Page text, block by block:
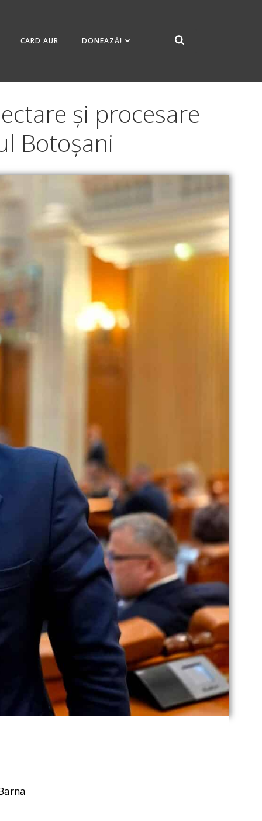
CARD AUR DONEAZĂ!
și procesare
Botoșani